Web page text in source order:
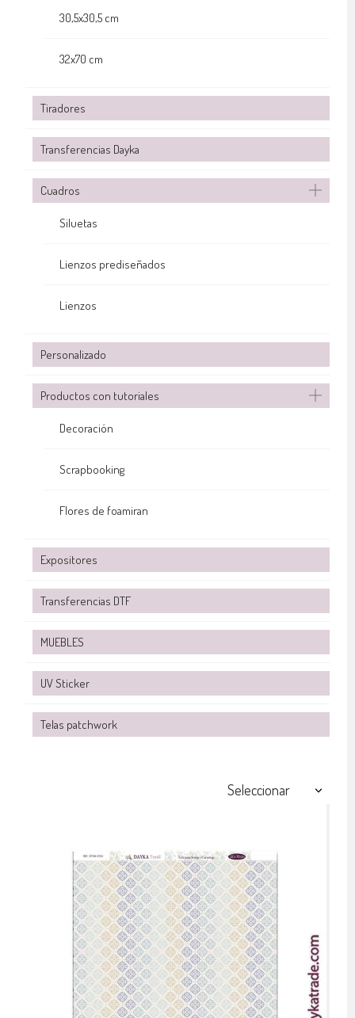
30,5x30,5 cm
32x70 cm
Tiradores
Transferencias Dayka
Cuadros
Siluetas
Lienzos prediseñados
Lienzos
Personalizado
Productos con tutoriales
Decoración
Scrapbooking
Flores de foamiran
Expositores
Transferencias DTF
MUEBLES
UV Sticker
Telas patchwork
Seleccionar